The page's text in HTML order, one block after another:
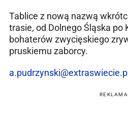
Tablice z nową nazwą
trasie, od Dolnego Śląska po
bohaterów zwycięskiego
pruskiemu zaborcy.
REKLAMA